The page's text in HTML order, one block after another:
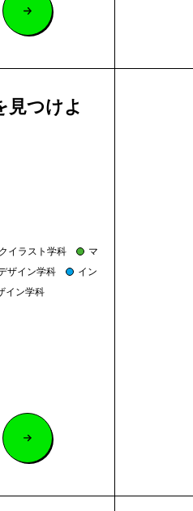
見つけよ
イラスト学科
マ
ザイン学科
イン
イン学科